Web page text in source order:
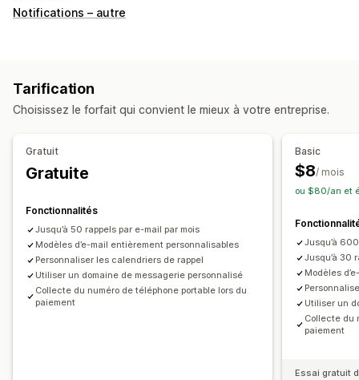
Notifications – autre
Tarification
Choisissez le forfait qui convient le mieux à votre entreprise.
Gratuit
Gratuite
Fonctionnalités
Jusqu’à 50 rappels par e-mail par mois
Modèles d’e-mail entièrement personnalisables
Personnaliser les calendriers de rappel
Utiliser un domaine de messagerie personnalisé
Collecte du numéro de téléphone portable lors du
paiement
Basic
$8/ mois
ou $80/an et
Jusqu’à
Jusqu’à 30
Modèles
Utiliser un
Collecte du
paiement
Essai gratuit